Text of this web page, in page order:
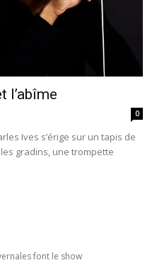
l’abîme
0
Ives s’érige sur un tapis de
gradins, une trompette